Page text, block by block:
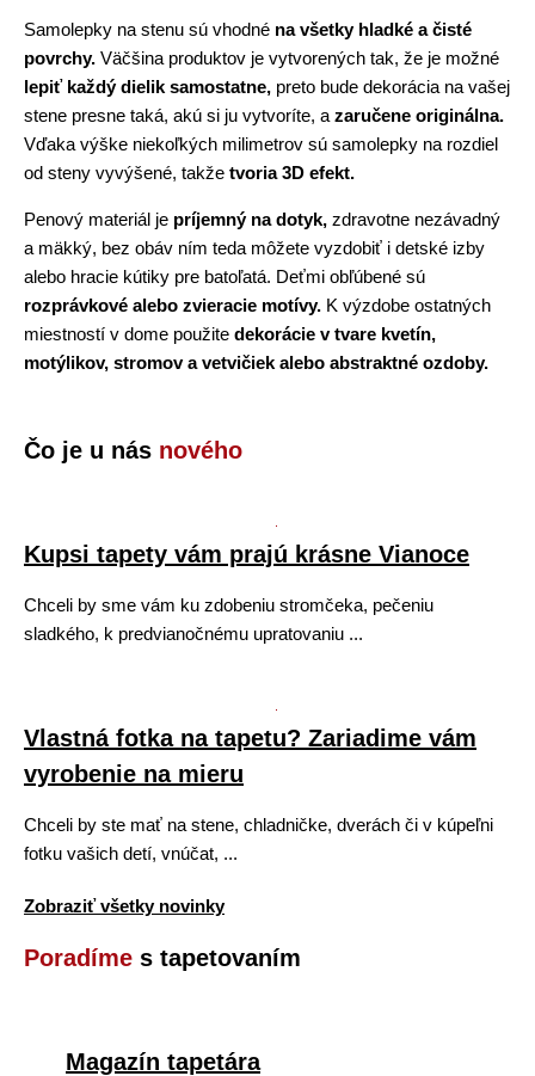
Samolepky na stenu sú vhodné na všetky hladké a čisté
povrchy. Väčšina produktov je vytvorených tak, že je možné
lepiť každý dielik samostatne, preto bude dekorácia na vašej
stene presne taká, akú si ju vytvoríte, a zaručene originálna.
Vďaka výške niekoľkých milimetrov sú samolepky na rozdiel
od steny vyvýšené, takže tvoria 3D efekt.
Penový materiál je príjemný na dotyk, zdravotne nezávadný
a mäkký, bez obáv ním teda môžete vyzdobiť i detské izby
alebo hracie kútiky pre batoľatá. Deťmi obľúbené sú
rozprávkové alebo zvieracie motívy. K výzdobe ostatných
miestností v dome použite dekorácie v tvare kvetín,
motýlikov, stromov a vetvičiek alebo abstraktné ozdoby.
Čo je u nás nového
Kupsi tapety vám prajú krásne Vianoce
Chceli by sme vám ku zdobeniu stromčeka, pečeniu
sladkého, k predvianočnému upratovaniu ...
Vlastná fotka na tapetu? Zariadime vám
vyrobenie na mieru
Chceli by ste mať na stene, chladničke, dverách či v kúpeľni
fotku vašich detí, vnúčat, ...
Zobraziť všetky novinky
Poradíme s tapetovaním
Magazín tapetára